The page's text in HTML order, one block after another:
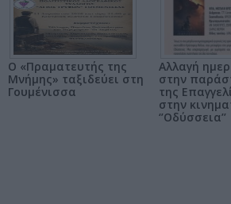
Ο «Πραματευτής της
Μνήμης» ταξιδεύει στη
Γουμένισσα
Αλλαγή
στην
της
στην
‘’Οδύσσεια’’